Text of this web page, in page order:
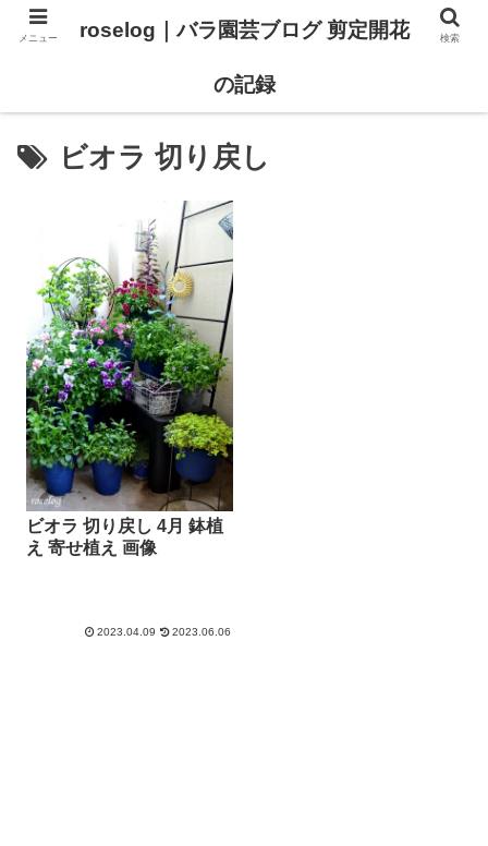
ビオラ 切り戻し
ビオラ 切り戻し 4月 鉢植
え 寄せ植え 画像
2023.04.09 2023.06.06
メニュー roselog｜バラ園芸ブログ 剪定開花
の記録
検索